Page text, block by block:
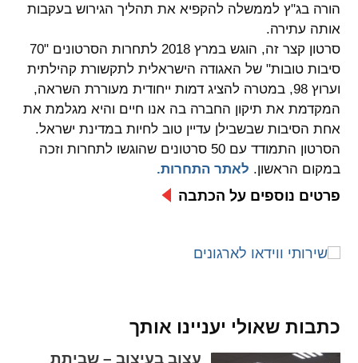
איפוס
משוב
הורה בג"ץ לממשלה להקפיא את תהליך הגירוש בעקבות
אותה עתירה.
סרטון קצר זה, הוגש במרץ 2018 לתחרות הסרטונים "70
סיבות טובות" של האגודה הישראלית לתקשורת קהילתית
וערוץ 98, במטרה להציג דמות ייחודית מעוררת השראה,
המקדמת את תיקון החברה בה אנו חיים והיא מגלמת את
אחת הסיבות שבשבילן עדיין טוב לחיות במדינת ישראל.
הסרטון התמודד עם 50 סרטונים שהוגשו לתחרות וזכה
במקום הראשון. לאתר התחרות​.
פרטים נוספים על הכתבה
כתבות שאולי יעניינו אותך
עצוב בעיצוב – שביתת